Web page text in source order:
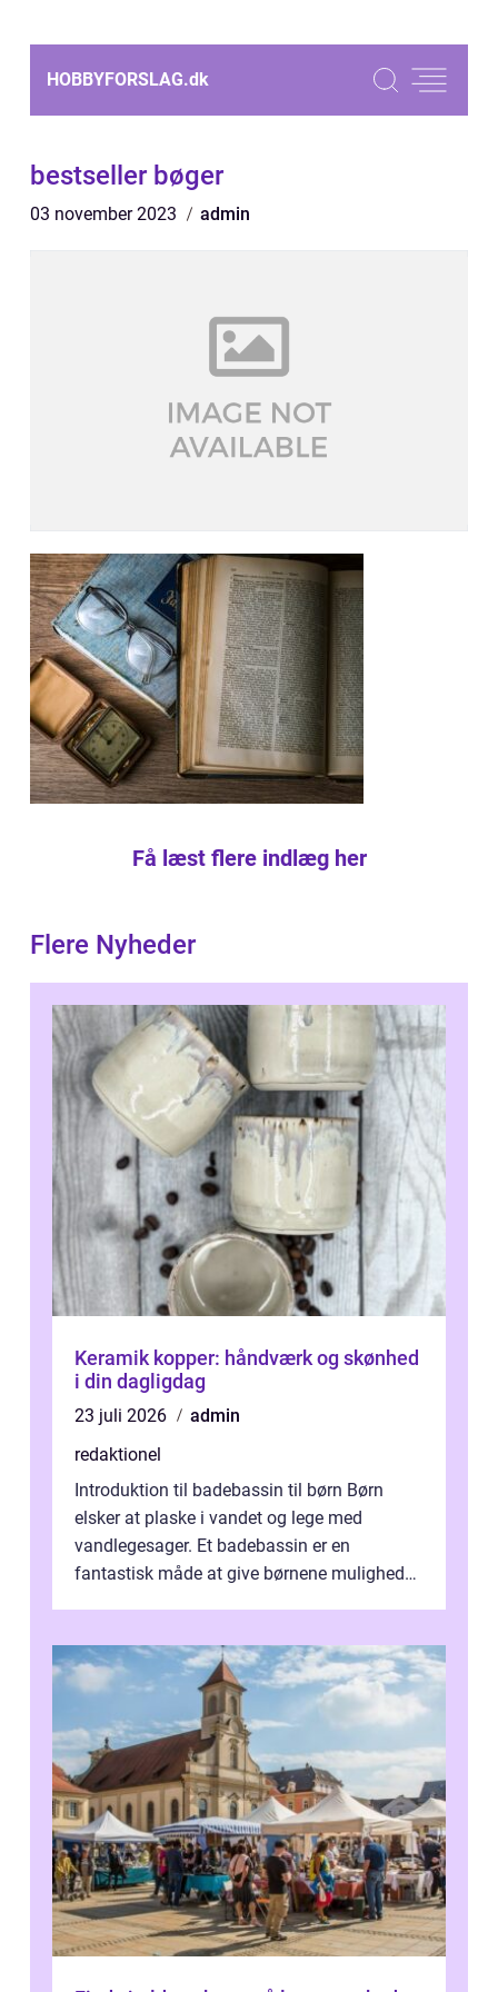
HOBBYFORSLAG.dk
bestseller bøger
03 november 2023 admin
Få læst flere indlæg her
Flere Nyheder
Keramik kopper: håndværk og skønhed
i din dagligdag
23 juli 2026
admin
redaktionel
Introduktion til badebassin til børn Børn
elsker at plaske i vandet og lege med
vandlegesager. Et badebassin er en
fantastisk måde at give børnene mulighed